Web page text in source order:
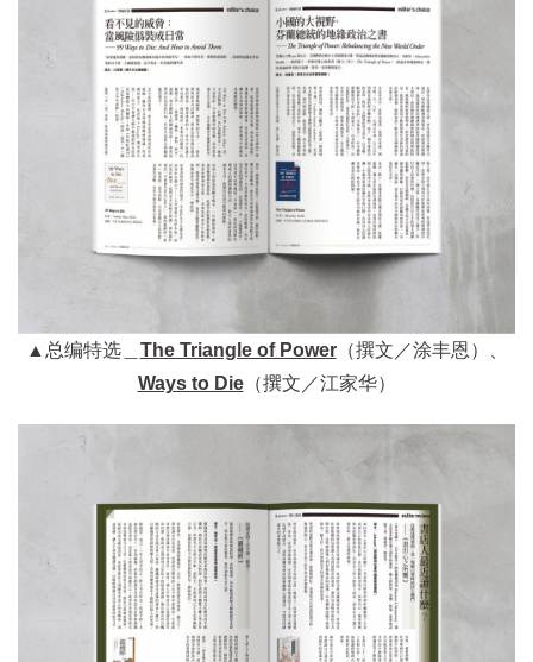
▲总编特选＿ The Triangle of Power（撰文／涂丰恩）、
Ways to Die（撰文／江家华）